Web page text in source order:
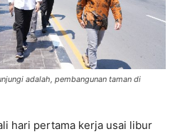
adalah, pembangunan taman di
hari pertama kerja usai libur